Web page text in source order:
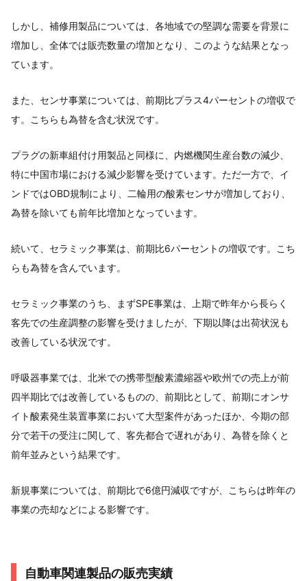
しかし、補修用製品については、各地域での堅調な需要を背景に
増加し、全体では販売数量の増加となり、このような結果となっ
ています。
また、センサ事業については、前期比プラス4パーセントの増収で
す。こちらも為替を含む状況です。
プラグの新車組付け用製品と同様に、内燃機関生産台数の減少、
特に中国市場における減少影響を受けています。ただ一方で、イ
ンドではOBD規制により、二輪用の酸素センサが増加しており、
為替を除いても前年比増加となっています。
続いて、セラミック事業は、前期比6パーセントの増収です。こち
らも為替を含んでいます。
セラミック事業のうち、まずSPE事業は、上期で昨年から長らく
客先での生産調整の影響を受けましたが、下期以降は出荷状況も
改善している状況です。
呼吸器事業では、北米での携帯型酸素濃縮器や欧州での売上が前
四半期比では改善しているものの、前期比として、前期にオンサ
イト酸素発生装置事業において大型案件があったほか、今期の部
分で若干の受注に関して、客先都合で遅れがあり、為替を除くと
前年並みという結果です。
新規事業については、前期比で6億円減収ですが、こちらは昨年の
事業の売却などによる影響です。
自動車関連製品の販売実績